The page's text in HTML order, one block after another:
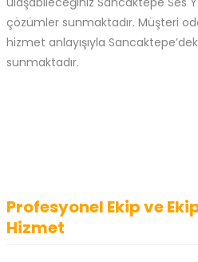
çözümler sunmaktadır. Müşteri
hizmet anlayışıyla
sunmaktadır.
Profesyonel Ekip ve
Hizmet